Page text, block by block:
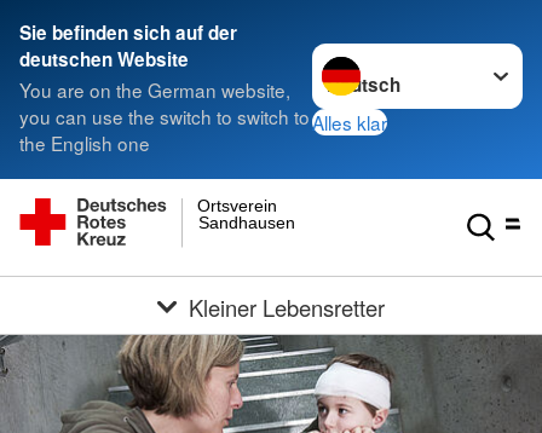
Sie befinden sich auf der
deutschen Website
You are on the German website,
you can use the switch to switch to
the English one
Sprache wechseln zu
Alles klar
Sandhausen
Ortsverein
Kleiner Lebensretter